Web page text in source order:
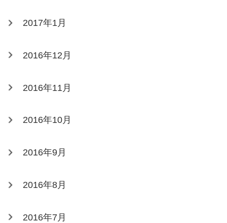
2017年1月
2016年12月
2016年11月
2016年10月
2016年9月
2016年8月
2016年7月